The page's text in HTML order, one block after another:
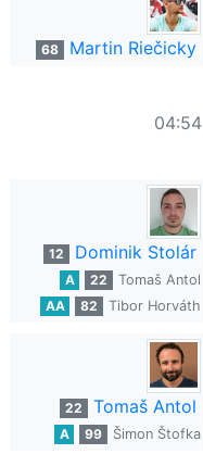
68 Martin Riečicky
04:54
12 Dominik Stolár
A 22
Tomaš Antol
AA
82 Tibor Horváth
22 Tomaš Antol
A 99 Šimon Štofka